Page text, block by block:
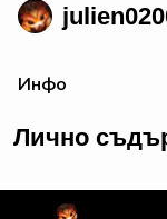
Инфо
Лично